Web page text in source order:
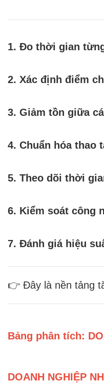
1. Đo thời gian
2. Xác định điểm
3. Giảm tồn giữa
4. Chuẩn hóa thao
5. Theo dõi thời
6. Kiểm soát công
7. Đánh giá hiệu
👉 Đây là nền tảng
Bảng phân tích:
DOANH NGHIỆP